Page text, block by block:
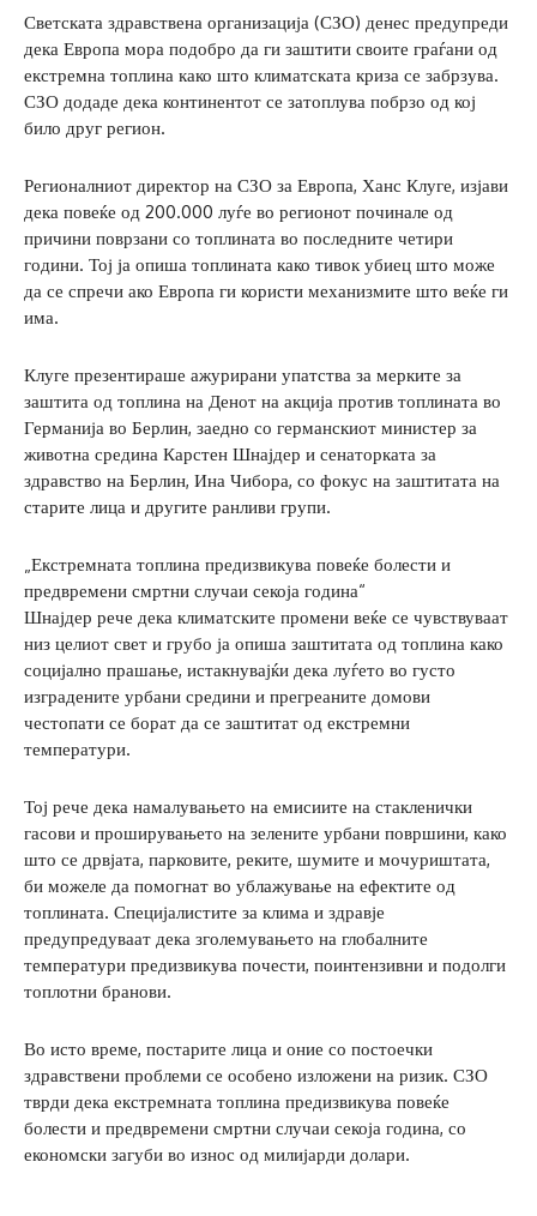
Светската здравствена организација (СЗО) денес предупреди
дека Европа мора подобро да ги заштити своите граѓани од
екстремна топлина како што климатската криза се забрзува.
СЗО додаде дека континентот се затоплува побрзо од кој
било друг регион.
Регионалниот директор на СЗО за Европа, Ханс Клуге, изјави
дека повеќе од 200.000 луѓе во регионот починале од
причини поврзани со топлината во последните четири
години. Тој ја опиша топлината како тивок убиец што може
да се спречи ако Европа ги користи механизмите што веќе ги
има.
Клуге презентираше ажурирани упатства за мерките за
заштита од топлина на Денот на акција против топлината во
Германија во Берлин, заедно со германскиот министер за
животна средина Карстен Шнајдер и сенаторката за
здравство на Берлин, Ина Чибора, со фокус на заштитата на
старите лица и другите ранливи групи.
„Екстремната топлина предизвикува повеќе болести и
предвремени смртни случаи секоја година“
Шнајдер рече дека климатските промени веќе се чувствуваат
низ целиот свет и грубо ја опиша заштитата од топлина како
социјално прашање, истакнувајќи дека луѓето во густо
изградените урбани средини и прегреаните домови
честопати се борат да се заштитат од екстремни
температури.
Тој рече дека намалувањето на емисиите на стакленички
гасови и проширувањето на зелените урбани површини, како
што се дрвјата, парковите, реките, шумите и мочуриштата,
би можеле да помогнат во ублажување на ефектите од
топлината. Специјалистите за клима и здравје
предупредуваат дека зголемувањето на глобалните
температури предизвикува почести, поинтензивни и подолги
топлотни бранови.
Во исто време, постарите лица и оние со постоечки
здравствени проблеми се особено изложени на ризик. СЗО
тврди дека екстремната топлина предизвикува повеќе
болести и предвремени смртни случаи секоја година, со
економски загуби во износ од милијарди долари.